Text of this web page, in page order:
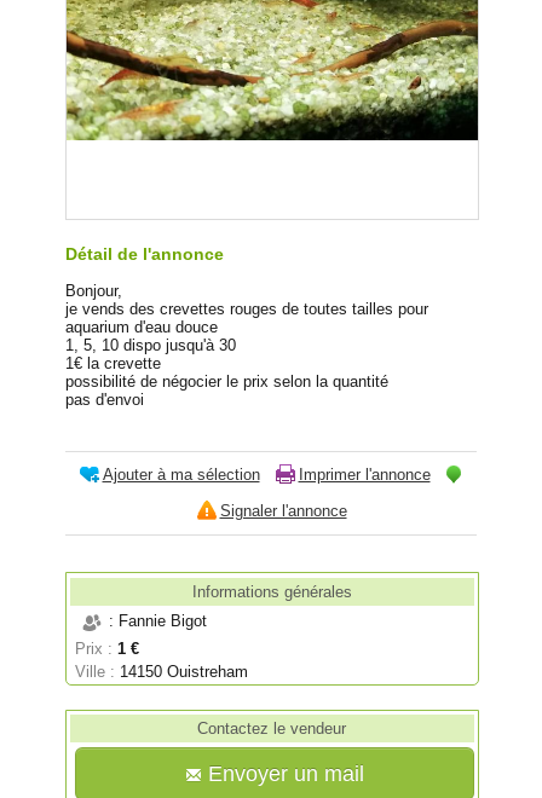
Détail de l'annonce
Bonjour,
je vends des crevettes rouges de toutes tailles pour
aquarium d'eau douce
1, 5, 10 dispo jusqu'à 30
1€ la crevette
possibilité de négocier le prix selon la quantité
pas d'envoi
Ajouter à ma sélection
Imprimer l'annonce
Signaler l'annonce
Informations générales
: Fannie Bigot
Prix : 1 €
Ville : 14150 Ouistreham
Contactez le vendeur
Envoyer un mail